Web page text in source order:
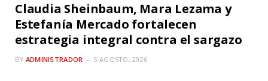
Claudia Sheinbaum, Mara Lezama y
Estefanía Mercado fortalecen
estrategia integral contra el sargazo
BY ADMINISTRADOR 5 AGOSTO, 2026